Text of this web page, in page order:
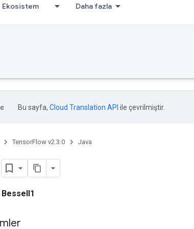
Ekosistem Daha fazla
Bu sayfa, Cloud Translation API ile çevrilmiştir.
TensorFlow v2.3.0 Java
BesselI1